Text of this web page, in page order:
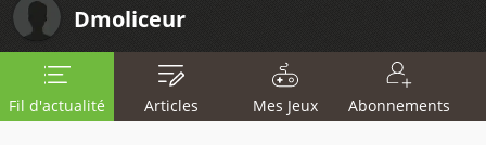
Dmoliceur
Fil d'actualité Articles Mes Jeux Abonnements